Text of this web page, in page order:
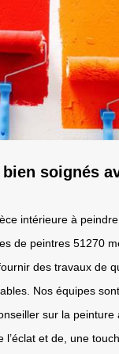
soignés
intérieure à
de peintres 51270
des travaux de
Nos équipes
sur la peinture
l’éclat et de, une